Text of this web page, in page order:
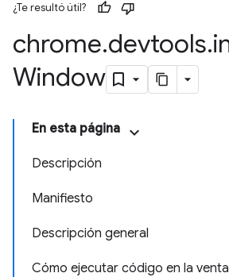
¿Te resultó útil?
chrome.devtools.
Window
En esta página
Descripción
Manifiesto
Descripción general
Cómo ejecutar código en la